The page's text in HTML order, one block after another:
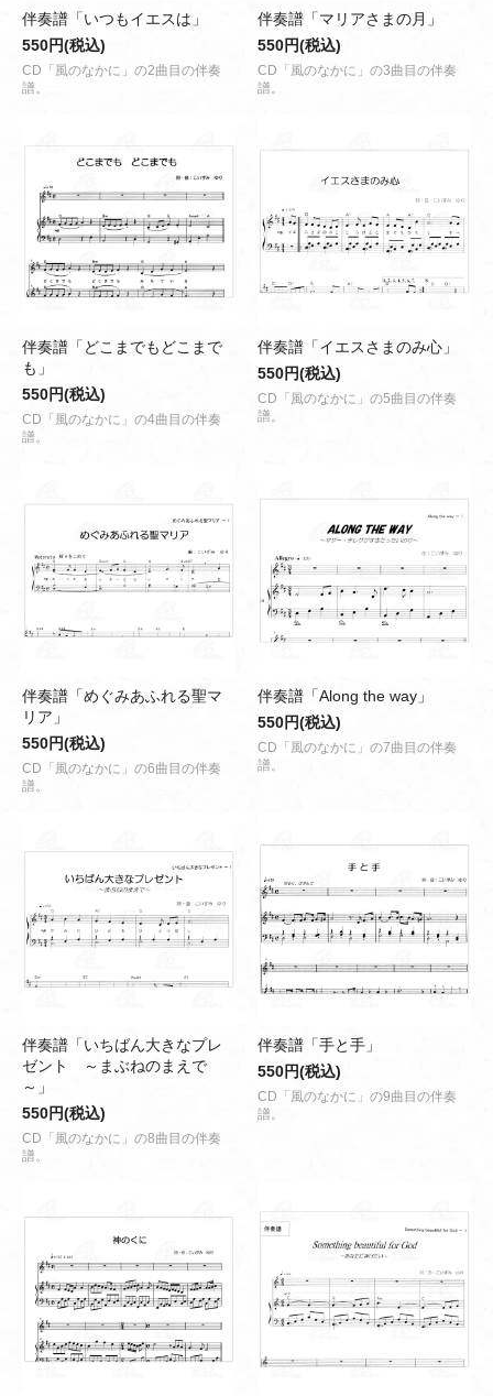
伴奏譜「いつもイエスは」
550円(税込)
CD「風のなかに」の2曲目の伴奏
譜。
伴奏譜「マリアさまの月」
550円(税込)
CD「風のなかに」の3曲目の伴奏
譜。
伴奏譜「どこまでもどこまで
も」
550円(税込)
CD「風のなかに」の4曲目の伴奏
譜。
伴奏譜「イエスさまのみ心」
550円(税込)
CD「風のなかに」の5曲目の伴奏
譜。
伴奏譜「めぐみあふれる聖マ
リア」
550円(税込)
CD「風のなかに」の6曲目の伴奏
譜。
伴奏譜「Along the way」
550円(税込)
CD「風のなかに」の7曲目の伴奏
譜。
伴奏譜「いちばん大きなプレ
ゼント ～まぶねのまえで
～」
550円(税込)
CD「風のなかに」の8曲目の伴奏
譜。
伴奏譜「手と手」
550円(税込)
CD「風のなかに」の9曲目の伴奏
譜。